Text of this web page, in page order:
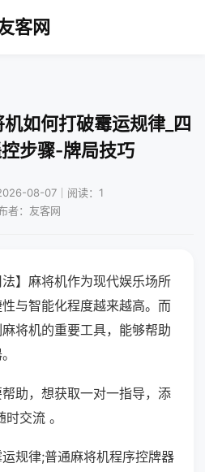
客网
如何打破霉运规律_四
步骤-牌局技巧
08-07｜阅读：1
者：友客网
法】麻将机作为现代娱乐场所
与智能化程度越来越高。而
将机的重要工具，能够帮助
助，想获取一对一指导，添
交流 。
规律;普通麻将机程序控牌器